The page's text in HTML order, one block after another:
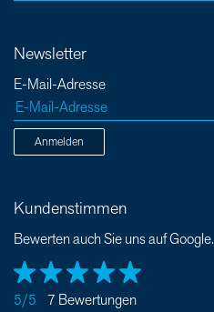
Newsletter
E-Mail-Adresse
Anmelden
Kundenstimmen
Bewerten auch Sie uns auf Google.
5/5 7 Bewertungen